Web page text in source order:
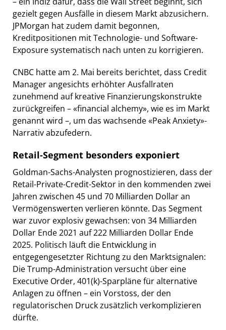
gezielt gegen Ausfälle in diesem Markt abzusichern.
JPMorgan hat zudem damit begonnen,
Kreditpositionen mit Technologie- und Software-
Exposure systematisch nach unten zu korrigieren.
CNBC hatte am 2. Mai bereits berichtet, dass Credit
Manager angesichts erhöhter Ausfallraten
zunehmend auf kreative Finanzierungskonstrukte
zurückgreifen – «financial alchemy», wie es im Markt
genannt wird –, um das wachsende «Peak Anxiety»-
Narrativ abzufedern.
Retail-Segment besonders exponiert
Goldman-Sachs-Analysten prognostizieren, dass der
Retail-Private-Credit-Sektor in den kommenden zwei
Jahren zwischen 45 und 70 Milliarden Dollar an
Vermögenswerten verlieren könnte. Das Segment
war zuvor explosiv gewachsen: von 34 Milliarden
Dollar Ende 2021 auf 222 Milliarden Dollar Ende
2025. Politisch läuft die Entwicklung in
entgegengesetzter Richtung zu den Marktsignalen:
Die Trump-Administration versucht über eine
Executive Order, 401(k)-Sparpläne für alternative
Anlagen zu öffnen – ein Vorstoss, der den
regulatorischen Druck zusätzlich verkomplizieren
dürfte.